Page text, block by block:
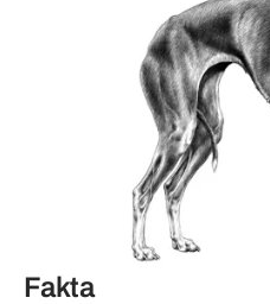
Fakta